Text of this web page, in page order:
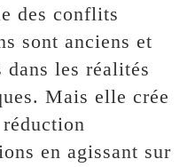
des conflits
sont anciens et
dans les réalités
Mais elle crée
en agissant sur